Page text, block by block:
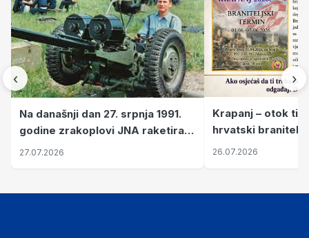
‹
Na današnji dan 27. srpnja 1991.
godine zrakoplovi JNA raketirali
su vojarnu i obučni centar "Nikola
27.07.2026
Krapanj – otok
hrvatski branitelji
pronalaze mir
26.07.2026
›